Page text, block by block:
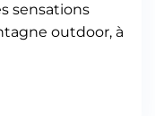
sensations
outdoor, à